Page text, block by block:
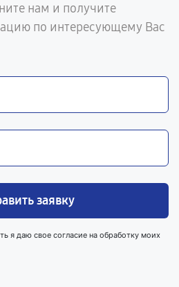
нам и получите
по интересующему Вас
заявку
я даю свое согласие на обработку моих